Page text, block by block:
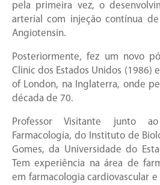
pela primeira vez, o
arterial com injeção contínua
Angiotensin.
Posteriormente, fez um novo
Clinic dos Estados Unidos (1986)
of London, na Inglaterra, onde
década de 70.
Professor Visitante junto
Farmacologia, do Instituto de
Gomes, da Universidade do
Tem experiência na área de
em farmacologia cardiovascular